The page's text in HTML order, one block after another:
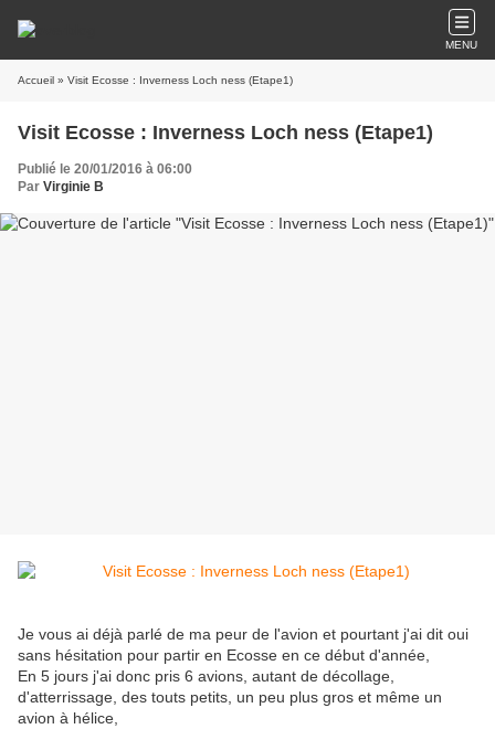
MENU
Accueil » Visit Ecosse : Inverness Loch ness (Etape1)
Visit Ecosse : Inverness Loch ness (Etape1)
Publié le 20/01/2016 à 06:00
Par Virginie B
Je vous ai déjà parlé de ma peur de l'avion et pourtant j'ai dit oui
sans hésitation pour partir en Ecosse en ce début d'année,
En 5 jours j'ai donc pris 6 avions, autant de décollage,
d'atterrissage, des touts petits, un peu plus gros et même un
avion à hélice,